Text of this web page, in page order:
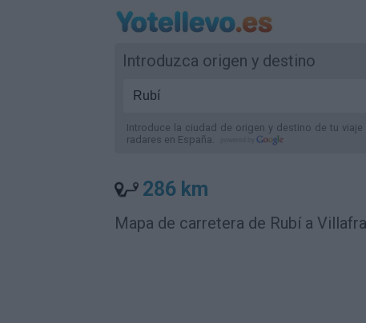
Introduzca origen y destino
Introduce la ciudad de origen y destino de tu
radares en España.
286 km
Mapa de carretera de Rubí a